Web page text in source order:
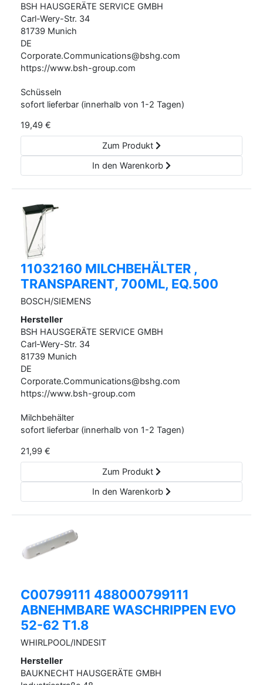
BSH HAUSGERÄTE SERVICE GMBH
Carl-Wery-Str. 34
81739 Munich
DE
Corporate.Communications@bshg.com
https://www.bsh-group.com
Schüsseln
sofort lieferbar (innerhalb von 1-2 Tagen)
19,49 €
Zum Produkt
In den Warenkorb
11032160 MILCHBEHÄLTER ,
TRANSPARENT, 700ML, EQ.500
BOSCH/SIEMENS
Hersteller
BSH HAUSGERÄTE SERVICE GMBH
Carl-Wery-Str. 34
81739 Munich
DE
Corporate.Communications@bshg.com
https://www.bsh-group.com
Milchbehälter
sofort lieferbar (innerhalb von 1-2 Tagen)
21,99 €
Zum Produkt
In den Warenkorb
C00799111 488000799111
ABNEHMBARE WASCHRIPPEN EVO
52-62 T1.8
WHIRLPOOL/INDESIT
Hersteller
BAUKNECHT HAUSGERÄTE GMBH